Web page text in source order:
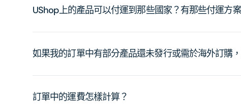
UShop上的產品可以付運到那些國家？有那些付運方
如果我的訂單中有部分產品還未發行或需於海外訂購
訂單中的運費怎樣計算？